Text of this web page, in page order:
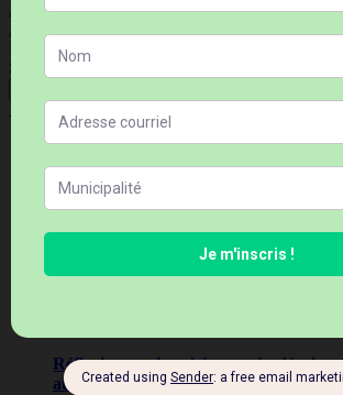
Article précédentNos demandes à la MRC
Rechercher
Search…
La filière éolienne québécoise : mieux
La synthèse des connaissances
Réflexion sur la cohérence du
au Québec